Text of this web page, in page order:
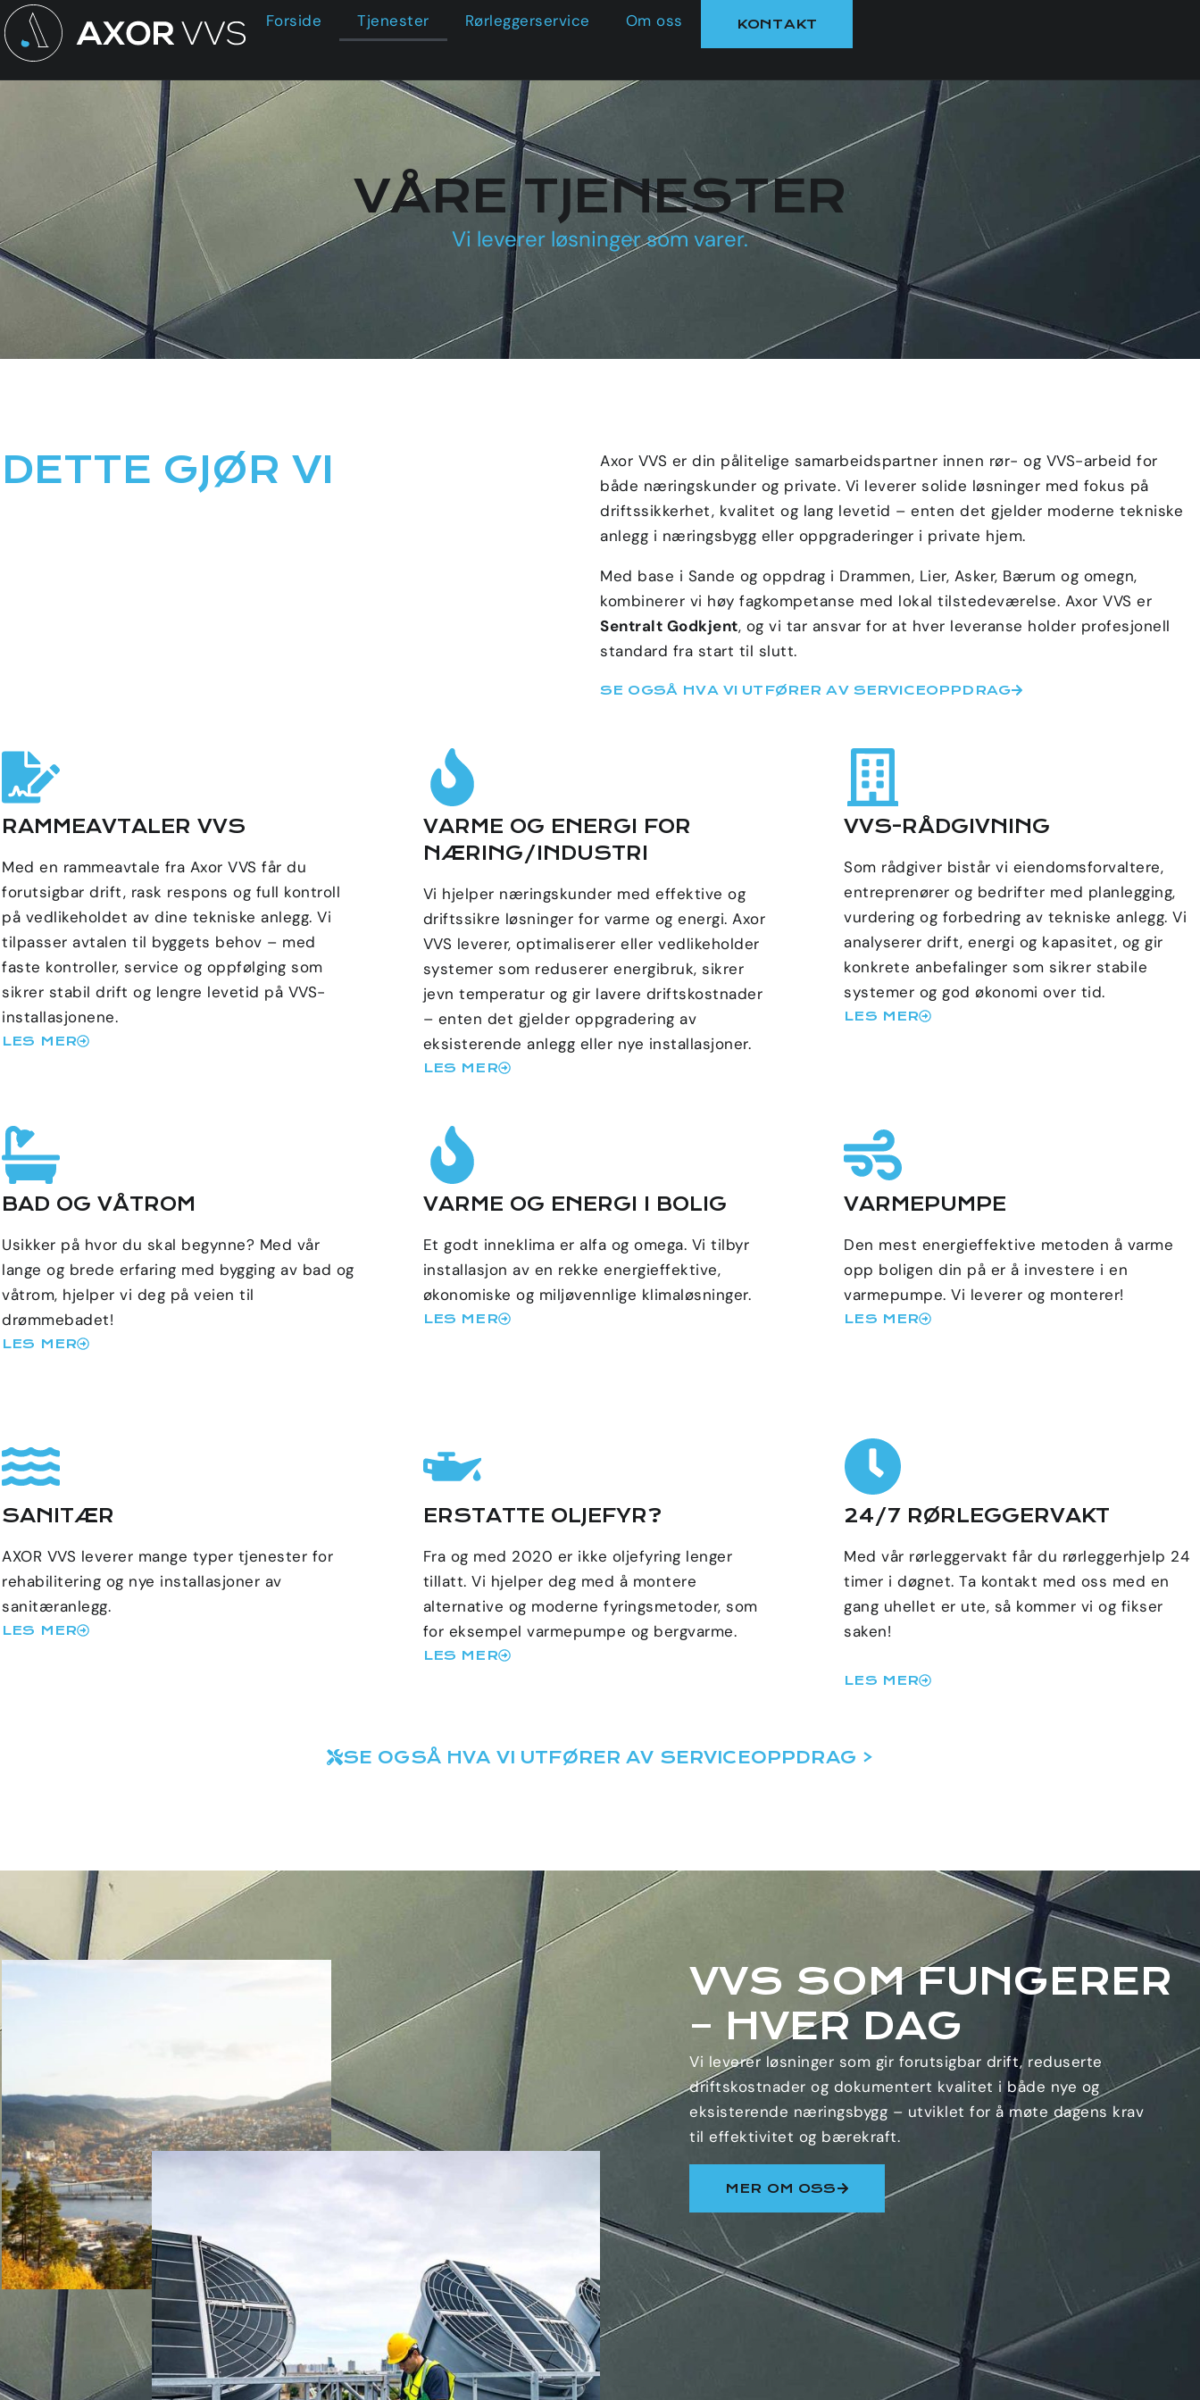
Forside Tjenester Rørleggerservice Om oss KONTAKT
VÅRE TJENESTER
Vi leverer løsninger som varer.
DETTE GJØR VI
Axor VVS er din pålitelige samarbeidspartner innen rør- og VVS-arbeid for
både næringskunder og private. Vi leverer solide løsninger med fokus på
driftssikkerhet, kvalitet og lang levetid – enten det gjelder moderne tekniske
anlegg i næringsbygg eller oppgraderinger i private hjem.
Med base i Sande og oppdrag i Drammen, Lier, Asker, Bærum og omegn,
kombinerer vi høy fagkompetanse med lokal tilstedeværelse. Axor VVS er
Sentralt Godkjent, og vi tar ansvar for at hver leveranse holder profesjonell
standard fra start til slutt.
SE OGSÅ HVA VI UTFØRER AV SERVICEOPPDRAG
RAMMEAVTALER VVS
Med en rammeavtale fra Axor VVS får du
forutsigbar drift, rask respons og full kontroll
på vedlikeholdet av dine tekniske anlegg. Vi
tilpasser avtalen til byggets behov – med
faste kontroller, service og oppfølging som
sikrer stabil drift og lengre levetid på VVS-
installasjonene.
LES MER
VARME OG ENERGI FOR
NÆRING/INDUSTRI
Vi hjelper næringskunder med effektive og
driftssikre løsninger for varme og energi. Axor
VVS leverer, optimaliserer eller vedlikeholder
systemer som reduserer energibruk, sikrer
jevn temperatur og gir lavere driftskostnader
– enten det gjelder oppgradering av
eksisterende anlegg eller nye installasjoner.
LES MER
VVS-RÅDGIVNING
Som rådgiver bistår vi eiendomsforvaltere,
entreprenører og bedrifter med planlegging,
vurdering og forbedring av tekniske anlegg. Vi
analyserer drift, energi og kapasitet, og gir
konkrete anbefalinger som sikrer stabile
systemer og god økonomi over tid.
LES MER
BAD OG VÅTROM
Usikker på hvor du skal begynne? Med vår
lange og brede erfaring med bygging av bad og
våtrom, hjelper vi deg på veien til
drømmebadet!
LES MER
VARME OG ENERGI I BOLIG
Et godt inneklima er alfa og omega. Vi tilbyr
installasjon av en rekke energieffektive,
økonomiske og miljøvennlige klimaløsninger.
LES MER
VARMEPUMPE
Den mest energieffektive metoden å varme
opp boligen din på er å investere i en
varmepumpe. Vi leverer og monterer!
LES MER
SANITÆR
AXOR VVS leverer mange typer tjenester for
rehabilitering og nye installasjoner av
sanitæranlegg.
LES MER
ERSTATTE OLJEFYR?
Fra og med 2020 er ikke oljefyring lenger
tillatt. Vi hjelper deg med å montere
alternative og moderne fyringsmetoder, som
for eksempel varmepumpe og bergvarme.
LES MER
24/7 RØRLEGGERVAKT
Med vår rørleggervakt får du rørleggerhjelp 24
timer i døgnet. Ta kontakt med oss med en
gang uhellet er ute, så kommer vi og fikser
saken!
LES MER
SE OGSÅ HVA VI UTFØRER AV SERVICEOPPDRAG >
VVS SOM FUNGERER
– HVER DAG
Vi leverer løsninger som gir forutsigbar drift, reduserte
driftskostnader og dokumentert kvalitet i både nye og
eksisterende næringsbygg – utviklet for å møte dagens krav
til effektivitet og bærekraft.
MER OM OSS